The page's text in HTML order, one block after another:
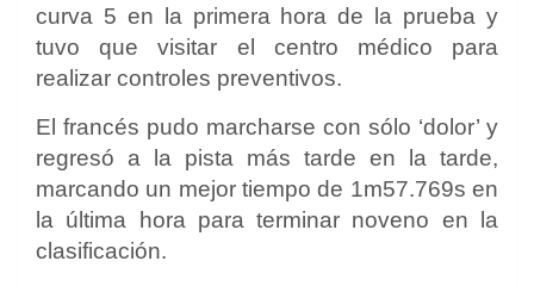
curva 5 en la primera hora de la prueba y
tuvo que visitar el centro médico para
realizar controles preventivos.
El francés pudo marcharse con sólo ‘dolor’ y
regresó a la pista más tarde en la tarde,
marcando un mejor tiempo de 1m57.769s en
la última hora para terminar noveno en la
clasificación.